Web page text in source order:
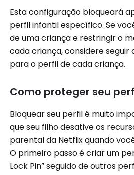
Esta configuração bloqueará
perfil infantil específico. Se
de uma criança e restringir o
cada criança, considere seguir
para o perfil de cada criança.
Como proteger seu
Bloquear seu perfil é muito
que seu filho desative os
parental da Netflix quando
O primeiro passo é criar um
Lock Pin” seguido de outros